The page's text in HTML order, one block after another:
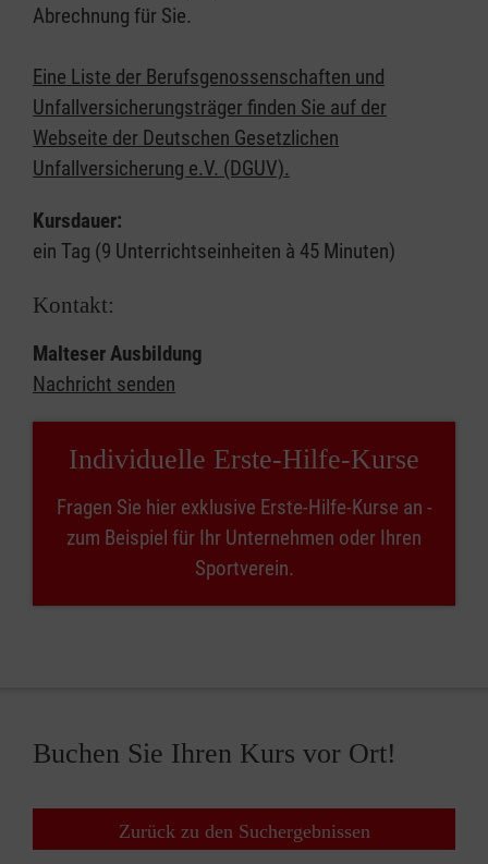
Abrechnung für Sie.
Eine Liste der Berufsgenossenschaften und
Unfallversicherungsträger finden Sie auf der
Webseite der Deutschen Gesetzlichen
Unfallversicherung e.V. (DGUV).
Kursdauer:
ein Tag (9 Unterrichtseinheiten à 45 Minuten)
Kontakt:
Malteser Ausbildung
Nachricht senden
Individuelle Erste-Hilfe-Kurse
Fragen Sie hier exklusive Erste-Hilfe-Kurse an -
zum Beispiel für Ihr Unternehmen oder Ihren
Sportverein.
Buchen Sie Ihren Kurs vor Ort!
Zurück zu den Suchergebnissen